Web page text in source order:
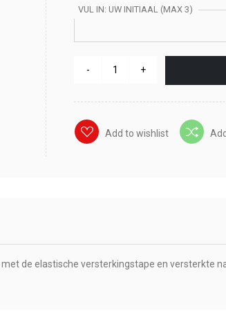
VUL IN: UW INITIAAL (MAX 3)
Add to wishlist
de elastische versterkingstape en versterkte